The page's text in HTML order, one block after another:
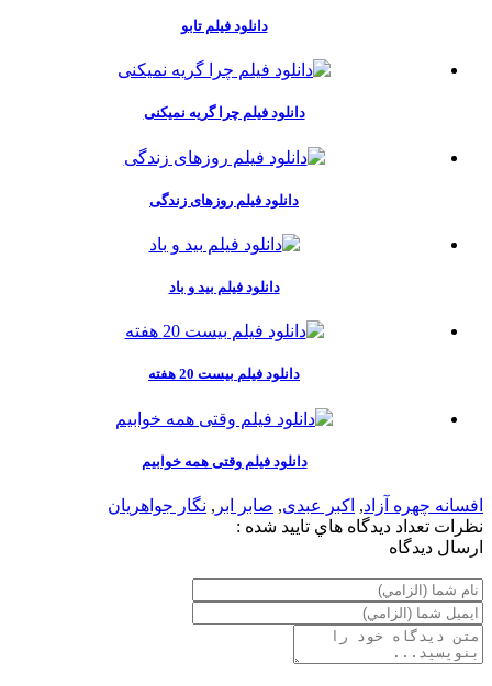
دانلود فیلم تابو
دانلود فیلم چرا گریه نمیکنی
دانلود فیلم روزهای زندگی
دانلود فیلم بید و باد
دانلود فیلم بیست 20 هفته
دانلود فیلم وقتی همه خوابیم
افسانه چهره آزاد, اکبر عبدی, صابر ابر , نگار جواهریان
نظرات تعداد ديدگاه هاي تاييد شده :
ارسال ديدگاه